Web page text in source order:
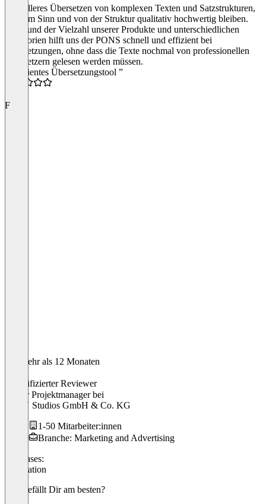
Schnelleres Übersetzen von komplexen Texten und Satzstrukturen,
die vom Sinn und von der Struktur qualitativ hochwertig bleiben.
Aufgrund der Vielzahl unserer Produkte und unterschiedlichen
Kategorien hilft uns der PONS schnell und effizient bei
Übersetzungen, ohne dass die Texte nochmal von professionellen
Übersetzern gelesen werden müssen.
“Effizientes Übersetzungstool ”
F
Vor mehr als 12 Monaten
Verifizierter Reviewer
Senior Projektmanagerbei
STAN Studios GmbH & Co. KG
1-50 Mitarbeiter:innen
Branche: Marketing and Advertising
Use cases:
Translation
Was gefällt Dir am besten?